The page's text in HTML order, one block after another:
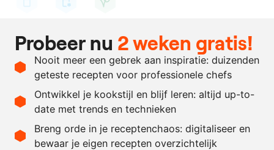
Ingrediënten
500 gram
boter
Recept omrekenen
- +
Probeer nu 2 weken gratis!
Nooit meer een gebrek aan inspiratie: duizenden
geteste recepten voor professionele chefs
Ontwikkel je kookstijl en blijf leren: altijd up-to-
date met trends en technieken
Breng orde in je receptenchaos: digitaliseer en
bewaar je eigen recepten overzichtelijk